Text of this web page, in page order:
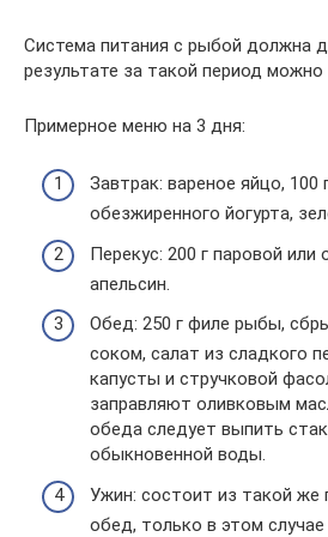
Система питания с рыбой должна
результате за такой период можно
Примерное меню на 3 дня:
Завтрак: вареное яйцо, 100
обезжиренного йогурта,
Перекус: 200 г паровой
апельсин.
Обед: 250 г филе рыбы,
соком, салат из сладкого
капусты и стручковой
заправляют оливковым
обеда следует выпить
обыкновенной воды.
Ужин: состоит из такой же
обед, только в этом